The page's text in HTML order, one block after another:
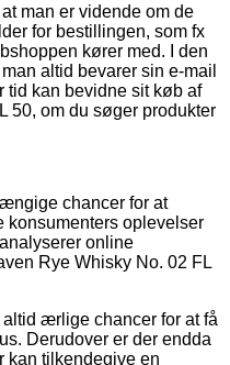
man er vidende om de
for bestillingen, som fx
kører med. I den
altid bevarer sin e-mail
tid kan bevidne sit køb af
50, om du søger produkter
chancer for at
konsumenters oplevelser
online
Rye Whisky No. 02 FL
ærlige chancer for at få
Derudover er der endda
kan tilkendegive en